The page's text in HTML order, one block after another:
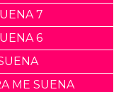
7
6
ME SUENA